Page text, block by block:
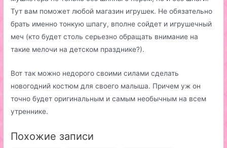
Тут вам поможет любой магазин игрушек. Не обязательно
брать именно тонкую шпагу, вполне сойдет и игрушечный
меч (кто будет столь серьезно обращать внимание на
такие мелочи на детском празднике?).
Вот так можно недорого своими силами сделать
новогодний костюм для своего малыша. Причем уж он
точно будет оригинальным и самым необычным на всем
утреннике.
Похожие записи